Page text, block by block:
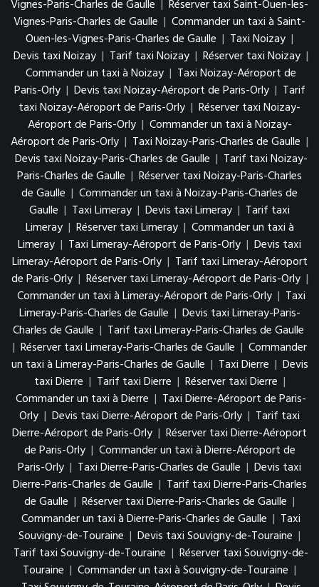
Vignes-Paris-Charles de Gaulle
Réserver taxi Saint-Ouen-les-
Vignes-Paris-Charles de Gaulle | Commander un taxi à Saint-
Ouen-les-Vignes-Paris-Charles de Gaulle | Taxi Noizay |
Devis taxi Noizay | Tarif taxi Noizay | Réserver taxi Noizay |
Commander un taxi à Noizay | Taxi Noizay-Aéroport de
Paris-Orly | Devis taxi Noizay-Aéroport de Paris-Orly | Tarif
taxi Noizay-Aéroport de Paris-Orly | Réserver taxi Noizay-
Aéroport de Paris-Orly | Commander un taxi à Noizay-
Aéroport de Paris-Orly | Taxi Noizay-Paris-Charles de Gaulle |
Devis taxi Noizay-Paris-Charles de Gaulle | Tarif taxi Noizay-
Paris-Charles de Gaulle | Réserver taxi Noizay-Paris-Charles
de Gaulle | Commander un taxi à Noizay-Paris-Charles de
Gaulle | Taxi Limeray | Devis taxi Limeray | Tarif taxi
Limeray | Réserver taxi Limeray | Commander un taxi à
Limeray | Taxi Limeray-Aéroport de Paris-Orly | Devis taxi
Limeray-Aéroport de Paris-Orly | Tarif taxi Limeray-Aéroport
de Paris-Orly | Réserver taxi Limeray-Aéroport de Paris-Orly |
Commander un taxi à Limeray-Aéroport de Paris-Orly | Taxi
Limeray-Paris-Charles de Gaulle | Devis taxi Limeray-Paris-
Charles de Gaulle | Tarif taxi Limeray-Paris-Charles de Gaulle
| Réserver taxi Limeray-Paris-Charles de Gaulle | Commander
un taxi à Limeray-Paris-Charles de Gaulle | Taxi Dierre | Devis
taxi Dierre | Tarif taxi Dierre | Réserver taxi Dierre |
Commander un taxi à Dierre | Taxi Dierre-Aéroport de Paris-
Orly | Devis taxi Dierre-Aéroport de Paris-Orly | Tarif taxi
Dierre-Aéroport de Paris-Orly | Réserver taxi Dierre-Aéroport
de Paris-Orly | Commander un taxi à Dierre-Aéroport de
Paris-Orly | Taxi Dierre-Paris-Charles de Gaulle | Devis taxi
Dierre-Paris-Charles de Gaulle | Tarif taxi Dierre-Paris-Charles
de Gaulle | Réserver taxi Dierre-Paris-Charles de Gaulle |
Commander un taxi à Dierre-Paris-Charles de Gaulle | Taxi
Souvigny-de-Touraine | Devis taxi Souvigny-de-Touraine |
Tarif taxi Souvigny-de-Touraine | Réserver taxi Souvigny-de-
Touraine | Commander un taxi à Souvigny-de-Touraine |